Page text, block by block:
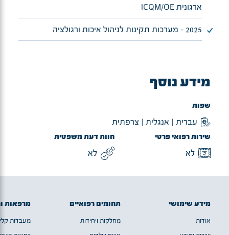
ארגונית ICQM/OE
2025 - מערכות תקינות לניהול איכות ורגולציה
מידע נוסף
שפות
עברית | אנגלית | צרפתית
שירות רפואי פרטי
לא
חוות דעת משפטית
לא
מידע שימושי
אודות
תחומים רפואיים
מחלקות ויחידות
מרפאות
מעבדות